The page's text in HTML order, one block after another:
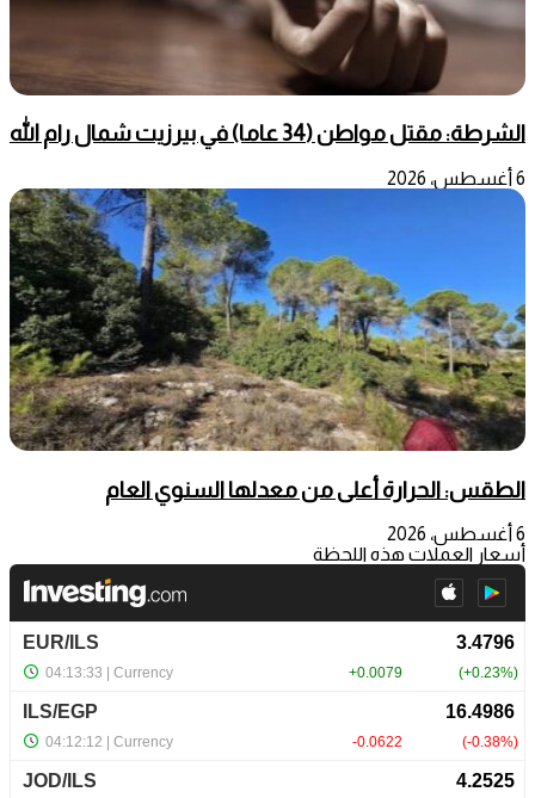
الشرطة: مقتل مواطن (34 عاما) في بيرزيت شمال رام الله
6 أغسطس، 2026
الطقس: الحرارة أعلى من معدلها السنوي العام
6 أغسطس، 2026
أسعار العملات هذه اللحظة